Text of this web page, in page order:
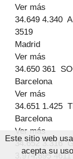
Ver más
34.649 4.340
3519
Madrid
Ver más
34.650 361
Barcelona
Ver más
34.651 1.425
Barcelona
Ver más
34.652 3.316
3.974.895 4611
Este sitio web
acepta su